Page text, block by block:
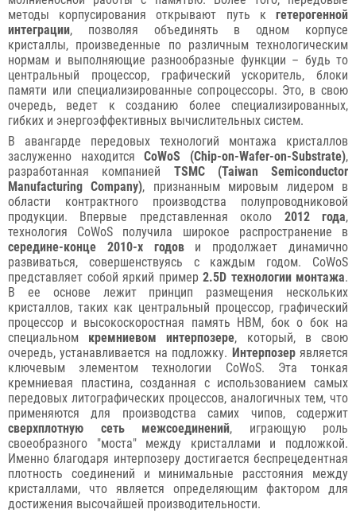
методы корпусирования открывают путь к гетерогенной
интеграции, позволяя объединять в одном корпусе
кристаллы, произведенные по различным технологическим
нормам и выполняющие разнообразные функции – будь то
центральный процессор, графический ускоритель, блоки
памяти или специализированные сопроцессоры. Это, в свою
очередь, ведет к созданию более специализированных,
гибких и энергоэффективных вычислительных систем.
В авангарде передовых технологий монтажа кристаллов
заслуженно находитсяCoWoS (Chip-on-Wafer-on-Substrate),
разработанная компанией TSMC (Taiwan Semiconductor
Manufacturing Company), признанным мировым лидером в
области контрактного производства полупроводниковой
продукции. Впервые представленная около 2012 года,
технология CoWoS получила широкое распространение в
середине-конце 2010-х годови продолжает динамично
развиваться, совершенствуясь с каждым годом. CoWoS
представляет собой яркий пример 2.5D технологии монтажа.
В ее основе лежит принцип размещения нескольких
кристаллов, таких как центральный процессор, графический
процессор и высокоскоростная память HBM, бок о бок на
специальном кремниевом интерпозере, который, в свою
очередь, устанавливается на подложку. Интерпозерявляется
ключевым элементом технологии CoWoS. Эта тонкая
кремниевая пластина, созданная с использованием самых
передовых литографических процессов, аналогичных тем, что
применяются для производства самих чипов, содержит
сверхплотную сеть межсоединений, играющую роль
своеобразного "моста" между кристаллами и подложкой.
Именно благодаря интерпозеру достигается беспрецедентная
плотность соединений и минимальные расстояния между
кристаллами, что является определяющим фактором для
достижения высочайшей производительности.